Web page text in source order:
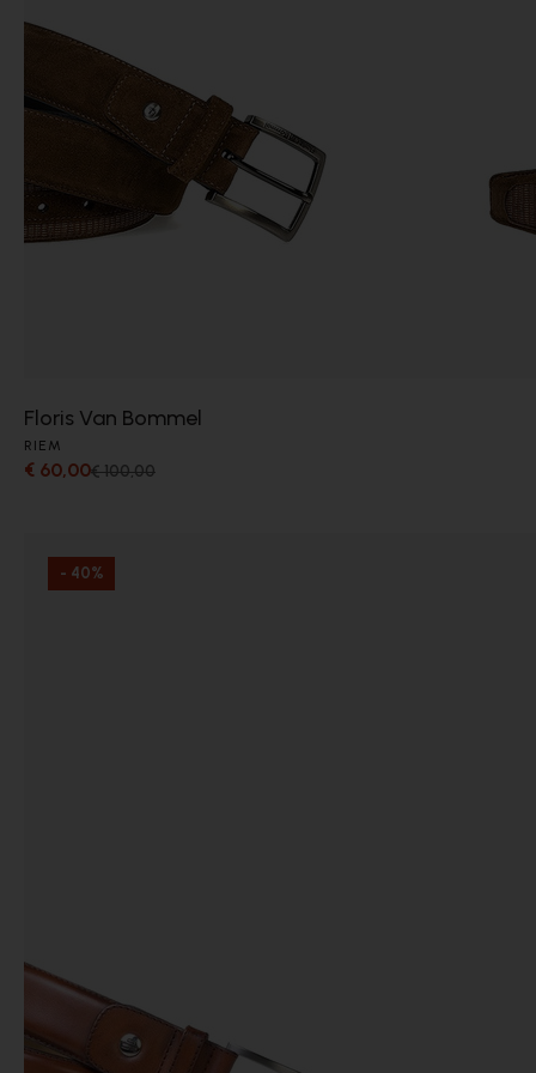
Floris Van Bommel
RIEM
€ 60,00€ 100,00
- 40%